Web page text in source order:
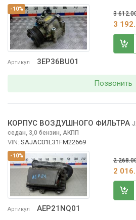
-10%
Артикул 3EP36BU01
3
3
Позвонить
-10%
Артикул AEP21NQ01
КОРПУС ВОЗДУШНОГО ФИЛЬТРА
седан, 3,0 бензин, АКПП
VIN: SAJAC01L31FM22669
2
2